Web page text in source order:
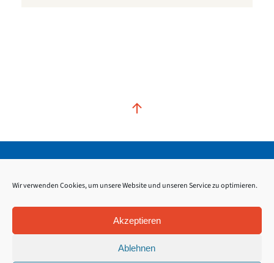
Wir verwenden Cookies, um unsere Website und unseren Service zu optimieren.
Akzeptieren
Ablehnen